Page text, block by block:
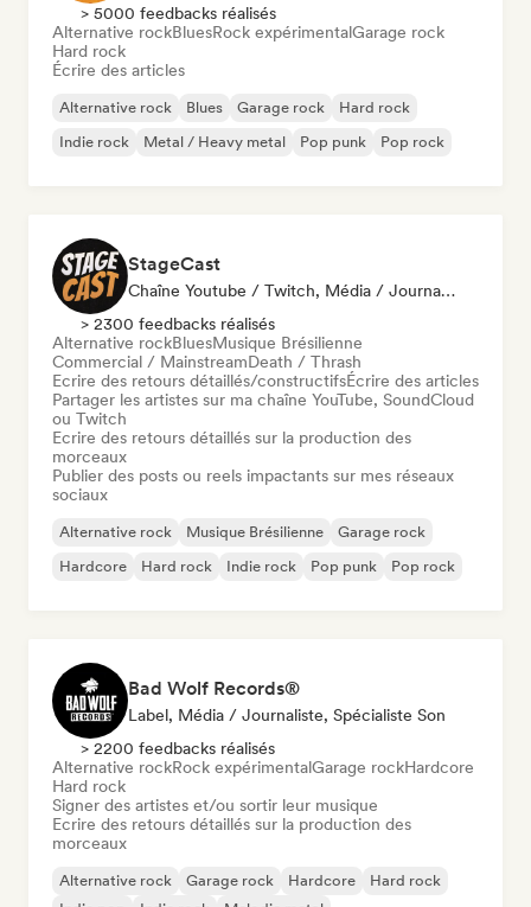
> 5000 feedbacks réalisés
Alternative rockBluesRock expérimentalGarage rock
Hard rock
Écrire des articles
Alternative rock Blues Garage rock
Hard rock
Indie rock
Metal / Heavy metal Pop punk Pop rock
StageCast
Chaîne Youtube / Twitch, Média / Journaliste, Mentor, Influenceur·euse Sur Les Réseaux Sociaux, Spécialiste Son
> 2300 feedbacks réalisés
Alternative rockBluesMusique Brésilienne
Commercial / MainstreamDeath / Thrash
Ecrire des retours détaillés/constructifsÉcrire des articles
Partager les artistes sur ma chaîne YouTube, SoundCloud
ou Twitch
Ecrire des retours détaillés sur la production des
morceaux
Publier des posts ou reels impactants sur mes réseaux
sociaux
Alternative rock Musique Brésilienne
Garage rock
Hardcore
Hard rock Indie rock Pop punk Pop rock
Bad Wolf Records®
Label, Média / Journaliste, Spécialiste Son
> 2200 feedbacks réalisés
Alternative rockRock expérimentalGarage rockHardcore
Hard rock
Signer des artistes et/ou sortir leur musique
Ecrire des retours détaillés sur la production des
morceaux
Alternative rock Garage rock Hardcore
Hard rock